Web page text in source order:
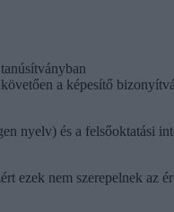
a képesítő
nyelv) és a felsőoktatási
ezek nem szerepelnek az